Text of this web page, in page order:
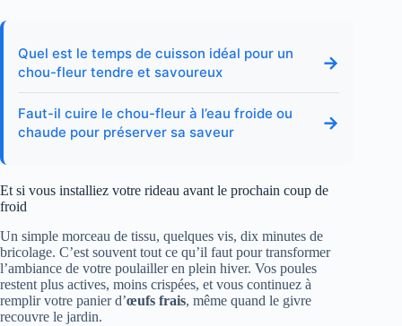
Quel est le temps de cuisson idéal pour un
chou-fleur tendre et savoureux
→
Faut-il cuire le chou-fleur à l’eau froide ou
chaude pour préserver sa saveur
→
Et si vous installiez votre rideau avant le prochain coup de
froid
Un simple morceau de tissu, quelques vis, dix minutes de
bricolage. C’est souvent tout ce qu’il faut pour transformer
l’ambiance de votre poulailler en plein hiver. Vos poules
restent plus actives, moins crispées, et vous continuez à
remplir votre panier d’œufs frais, même quand le givre
recouvre le jardin.